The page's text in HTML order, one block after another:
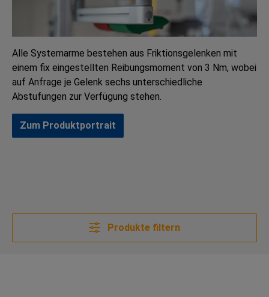
Alle Systemarme bestehen aus Friktionsgelenken mit
einem fix eingestellten Reibungsmoment von 3 Nm, wobei
auf Anfrage je Gelenk sechs unterschiedliche
Abstufungen zur Verfügung stehen.
Zum Produktportrait
Produkte filtern